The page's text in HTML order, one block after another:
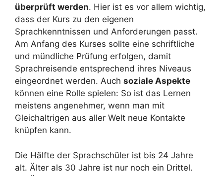
überprüft werden. Hier ist es vor allem wichtig,
dass der Kurs zu den eigenen
Sprachkenntnissen und Anforderungen passt.
Am Anfang des Kurses sollte eine schriftliche
und mündliche Prüfung erfolgen, damit
Sprachreisende entsprechend ihres Niveaus
eingeordnet werden. Auch soziale Aspekte
können eine Rolle spielen: So ist das Lernen
meistens angenehmer, wenn man mit
Gleichaltrigen aus aller Welt neue Kontakte
knüpfen kann.
Die Hälfte der Sprachschüler ist bis 24 Jahre
alt. Älter als 30 Jahre ist nur noch ein Drittel.